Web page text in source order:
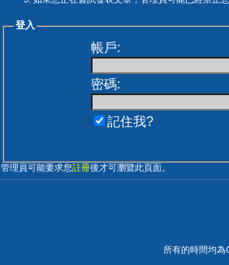
登入
帳戶:
密碼:
記住我?
管理員可能要求您註冊後才可瀏覽此頁面。
所有的時間均為